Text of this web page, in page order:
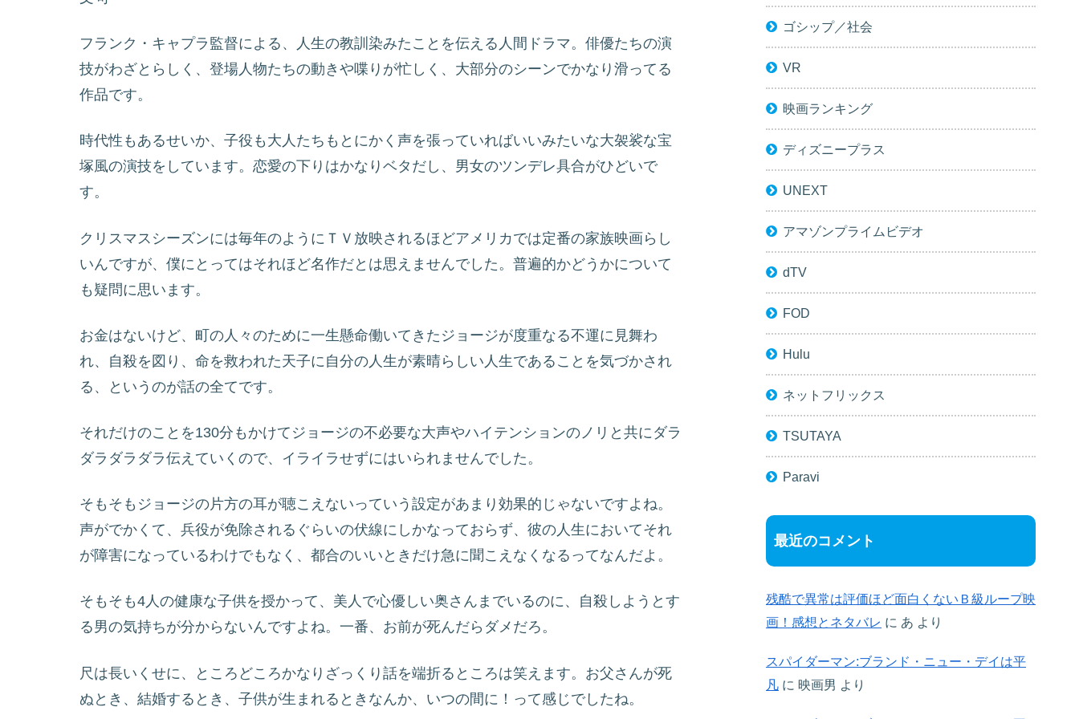
フランク・キャプラ監督による、人生の教訓染みたことを伝える人間ドラマ。俳優たちの演
技がわざとらしく、登場人物たちの動きや喋りが忙しく、大部分のシーンでかなり滑ってる
作品です。
時代性もあるせいか、子役も大人たちもとにかく声を張っていればいいみたいな大袈裟な宝
塚風の演技をしています。恋愛の下りはかなりベタだし、男女のツンデレ具合がひどいで
す。
クリスマスシーズンには毎年のようにＴＶ放映されるほどアメリカでは定番の家族映画らし
いんですが、僕にとってはそれほど名作だとは思えませんでした。普遍的かどうかについて
も疑問に思います。
お金はないけど、町の人々のために一生懸命働いてきたジョージが度重なる不運に見舞わ
れ、自殺を図り、命を救われた天子に自分の人生が素晴らしい人生であることを気づかされ
る、というのが話の全てです。
それだけのことを130分もかけてジョージの不必要な大声やハイテンションのノリと共にダラ
ダラダラダラ伝えていくので、イライラせずにはいられませんでした。
そもそもジョージの片方の耳が聴こえないっていう設定があまり効果的じゃないですよね。
声がでかくて、兵役が免除されるぐらいの伏線にしかなっておらず、彼の人生においてそれ
が障害になっているわけでもなく、都合のいいときだけ急に聞こえなくなるってなんだよ。
そもそも4人の健康な子供を授かって、美人で心優しい奥さんまでいるのに、自殺しようとす
る男の気持ちが分からないんですよね。一番、お前が死んだらダメだろ。
尺は長いくせに、ところどころかなりざっくり話を端折るところは笑えます。お父さんが死
ぬとき、結婚するとき、子供が生まれるときなんか、いつの間に！って感じでしたね。
ゴシップ／社会
VR
映画ランキング
ディズニープラス
UNEXT
アマゾンプライムビデオ
dTV
FOD
Hulu
ネットフリックス
TSUTAYA
Paravi
最近のコメント
残酷で異常は評価ほど面白くないＢ級ループ映
画！感想とネタバレ に あ より
スパイダーマン:ブランド・ニュー・デイは平
凡 に 映画男 より